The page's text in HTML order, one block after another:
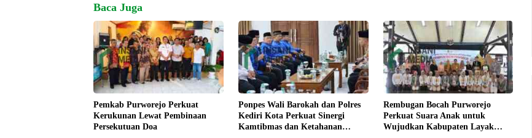
Baca Juga
Pemkab Purworejo Perkuat
Kerukunan Lewat Pembinaan
Persekutuan Doa
Ponpes Wali Barokah dan Polres
Kediri Kota Perkuat Sinergi
Kamtibmas dan Ketahanan
Rembugan Bocah Purworejo
Perkuat Suara Anak untuk
Wujudkan Kabupaten Layak